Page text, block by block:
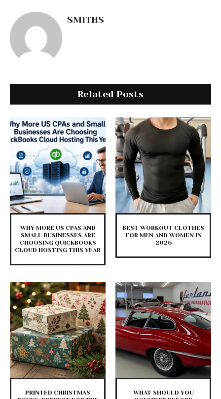
SMITHS
Related Posts
WHY MORE US CPAS AND
SMALL BUSINESSES ARE
CHOOSING QUICKBOOKS
CLOUD HOSTING THIS YEAR
BEST WORKOUT CLOTHES
FOR MEN AND WOMEN IN
2026
PRINTED CHRISTMAS
WHAT SHOULD YOU